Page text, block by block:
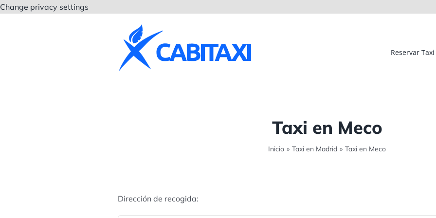
Change privacy settings
Reservar Taxi
Taxi en Meco
Inicio » Taxi en Madrid » Taxi en Meco
Dirección de recogida: